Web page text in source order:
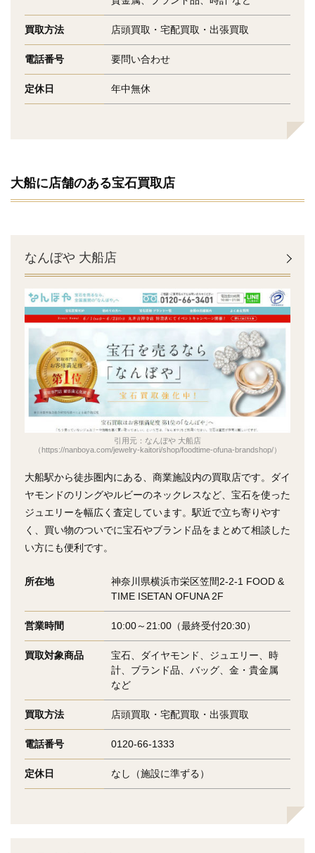
買取方法 店頭買取・宅配買取・出張買取
電話番号 要問い合わせ
定休日 年中無休
大船に店舗のある宝石買取店
なんぼや 大船店
引用元：なんぼや 大船店
（https://nanboya.com/jewelry-kaitori/shop/foodtime-ofuna-brandshop/）
大船駅から徒歩圏内にある、商業施設内の買取店です。ダイ
ヤモンドのリングやルビーのネックレスなど、宝石を使った
ジュエリーを幅広く査定しています。駅近で立ち寄りやす
く、買い物のついでに宝石やブランド品をまとめて相談した
い方にも便利です。
所在地
神奈川県横浜市栄区笠間2-2-1 FOOD &
TIME ISETAN OFUNA 2F
営業時間 10:00～21:00（最終受付20:30）
買取対象商品
宝石、ダイヤモンド、ジュエリー、時
計、ブランド品、バッグ、金・貴金属
など
買取方法 店頭買取・宅配買取・出張買取
電話番号 0120-66-1333
定休日 なし（施設に準ずる）